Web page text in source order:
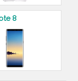
8